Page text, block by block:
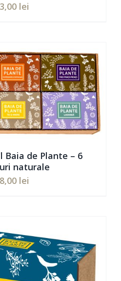
5.00din 5
COȘ / DETAILS
lei
Baia de Plante – 6
naturale
lei